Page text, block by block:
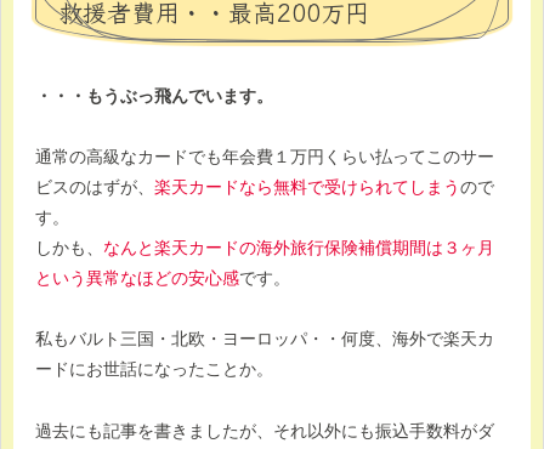
救援者費用・・最高200万円
・・・もうぶっ飛んでいます。
通常の高級なカードでも年会費１万円くらい払ってこのサー
ビスのはずが、 楽天カードなら無料で受けられてしまうので
す。
しかも、 なんと楽天カードの海外旅行保険補償期間は３ヶ月
という異常なほどの安心感です。
私もバルト三国・北欧・ヨーロッパ・・何度、海外で楽天カ
ードにお世話になったことか。
過去にも記事を書きましたが、それ以外にも振込手数料がダ